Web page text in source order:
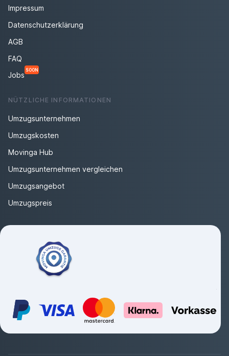
Impressum
Datenschutzerklärung
AGB
FAQ
Jobs
SOON
NÜTZLICHE INFORMATIONEN
Umzugsunternehmen
Umzugskosten
Movinga Hub
Umzugsunternehmen vergleichen
Umzugsangebot
Umzugspreis